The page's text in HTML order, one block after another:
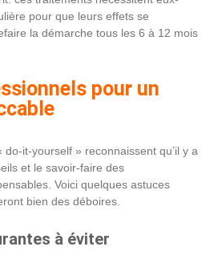
pour que leurs effets se
la démarche tous les 6 à 12 mois
pour un
it-yourself » reconnaissent qu’il y a
et le savoir-faire des
Voici quelques astuces
bien des déboires.
à éviter